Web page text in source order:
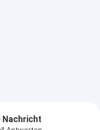
Nachricht